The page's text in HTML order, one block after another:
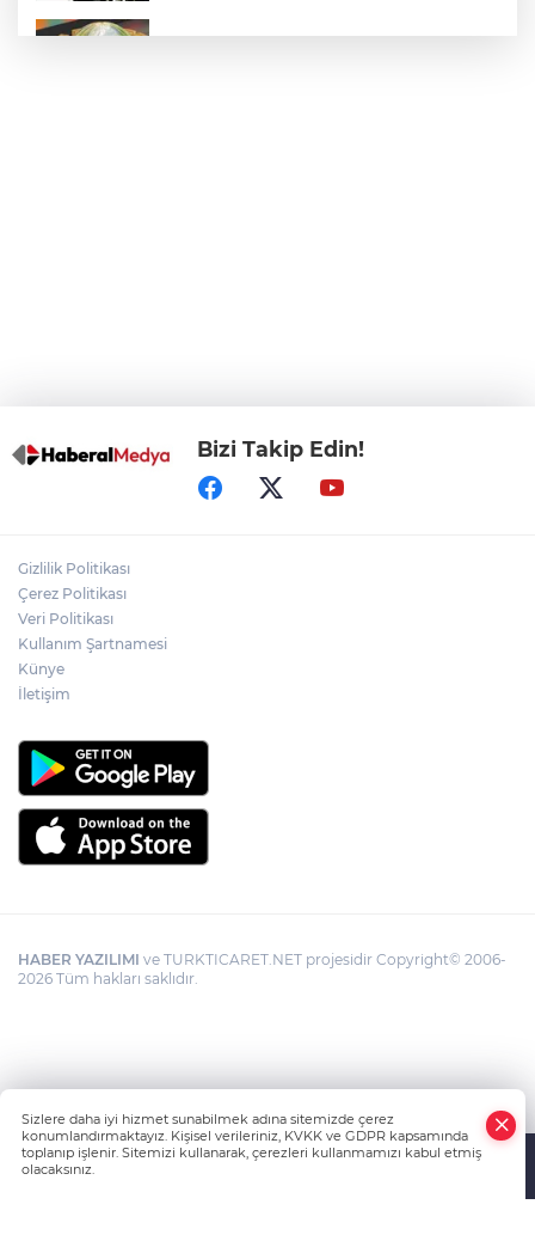
Bizi Takip Edin!
Gizlilik Politikası
Çerez Politikası
Veri Politikası
Kullanım Şartnamesi
Künye
İletişim
HABER YAZILIMI ve TURKTICARET.NET projesidir Copyright© 2006-
2026 Tüm hakları saklıdır.
Sizlere daha iyi hizmet sunabilmek adına sitemizde çerez
konumlandırmaktayız. Kişisel verileriniz, KVKK ve GDPR kapsamında
toplanıp işlenir. Sitemizi kullanarak, çerezleri kullanmamızı kabul etmiş
olacaksınız.